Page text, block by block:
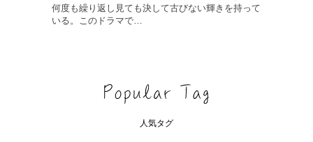
何度も繰り返し見ても決して古びない輝きを持って
いる。このドラマで…
人気タグ